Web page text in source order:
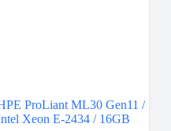
ProLiant ML30 Gen11 /
Xeon E-2434 / 16GB